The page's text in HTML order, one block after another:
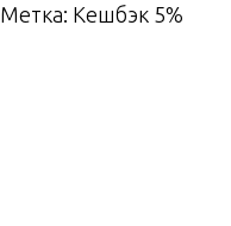
Метка: Кешбэк 5%